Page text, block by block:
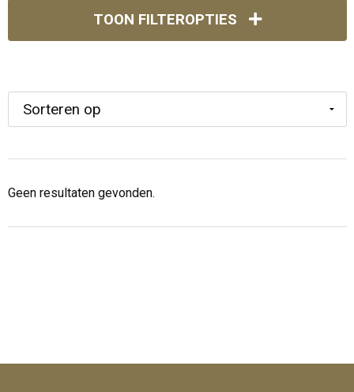
TOON FILTEROPTIES
Geen resultaten gevonden.